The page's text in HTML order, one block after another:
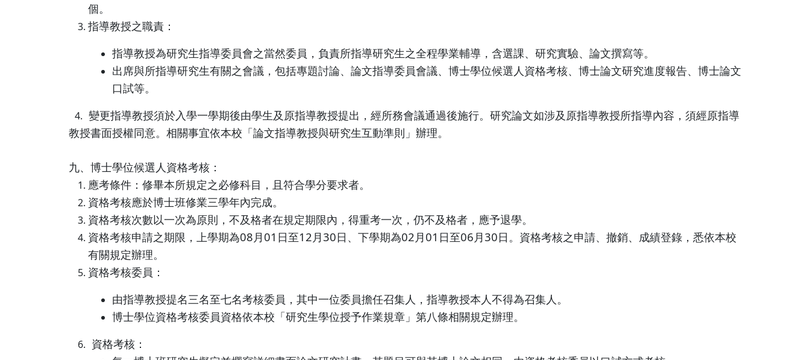
個。
指導教授之職責：
指導教授為研究生指導委員會之當然委員，負責所指導研究生之全程學業輔導，含選課、研究實驗、論文撰寫等。
出席與所指導研究生有關之會議，包括專題討論、論文指導委員會議、博士學位候選人資格考核、博士論文研究進度報告、博士論文
口試等。
4. 變更指導教授須於入學一學期後由學生及原指導教授提出，經所務會議通過後施行。研究論文如涉及原指導教授所指導內容，須經原指導
教授書面授權同意。相關事宜依本校「論文指導教授與研究生互動準則」辦理。
九、博士學位候選人資格考核：
應考條件：修畢本所規定之必修科目，且符合學分要求者。
資格考核應於博士班修業三學年內完成。
資格考核次數以一次為原則，不及格者在規定期限內，得重考一次，仍不及格者，應予退學。
資格考核申請之期限，上學期為08月01日至12月30日、下學期為02月01日至06月30日。資格考核之申請、撤銷、成績登錄，悉依本校
有關規定辦理。
資格考核委員：
由指導教授提名三名至七名考核委員，其中一位委員擔任召集人，指導教授本人不得為召集人。
博士學位資格考核委員資格依本校「研究生學位授予作業規章」第八條相關規定辦理。
6. 資格考核：